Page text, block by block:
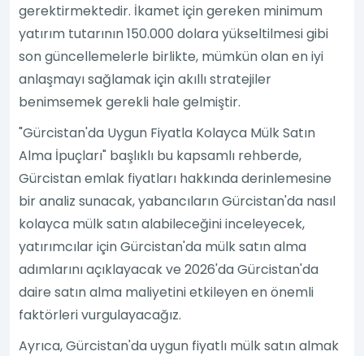
gerektirmektedir. İkamet için gereken minimum
yatırım tutarının 150.000 dolara yükseltilmesi gibi
son güncellemelerle birlikte, mümkün olan en iyi
anlaşmayı sağlamak için akıllı stratejiler
benimsemek gerekli hale gelmiştir.
"Gürcistan'da Uygun Fiyatla Kolayca Mülk Satın
Alma İpuçları" başlıklı bu kapsamlı rehberde,
Gürcistan emlak fiyatları hakkında derinlemesine
bir analiz sunacak, yabancıların Gürcistan'da nasıl
kolayca mülk satın alabileceğini inceleyecek,
yatırımcılar için Gürcistan'da mülk satın alma
adımlarını açıklayacak ve 2026'da Gürcistan'da
daire satın alma maliyetini etkileyen en önemli
faktörleri vurgulayacağız.
Ayrıca, Gürcistan'da uygun fiyatlı mülk satın almak